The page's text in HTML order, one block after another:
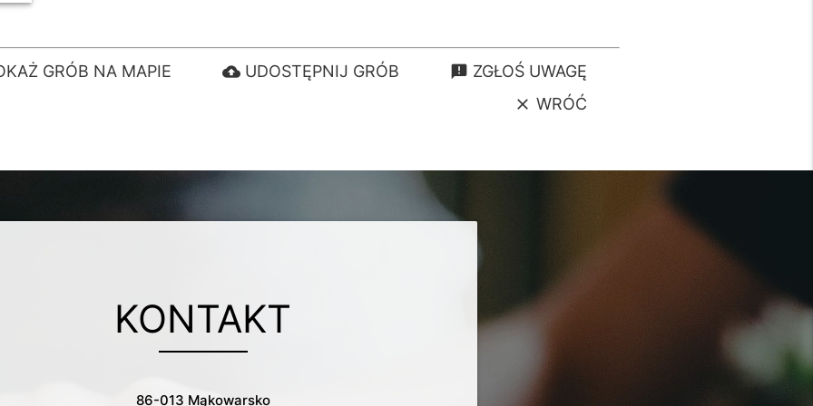
GRÓB NA MAPIE cloud_upload UDOSTĘPNIJ GRÓB announcement ZGŁOŚ UWAGĘ
clear WRÓĆ
KONTAKT
86-013 Mąkowarsko